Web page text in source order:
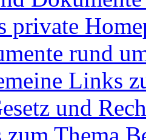
private
rund
Links
und
Thema